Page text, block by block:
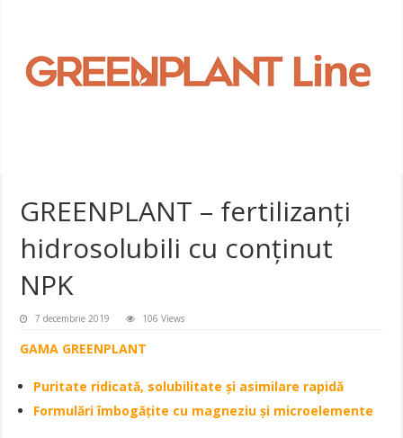
GREENPLANT – fertilizanți
hidrosolubili cu conținut
NPK
7 decembrie 2019 106 Views
GAMA GREENPLANT
Puritate ridicată, solubilitate și asimilare rapidă
Formulări îmbogățite cu magneziu și microelemente